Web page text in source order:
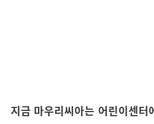
지금 마우리씨아는 어린이센터